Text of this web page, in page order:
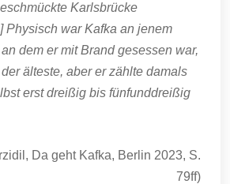
Karlsbrücke
war Kafka an jenem
dem er mit Brand gesessen war,
älteste, aber er zählte damals
erst dreißig bis fünfunddreißig
Da geht Kafka, Berlin 2023, S.
79ff)